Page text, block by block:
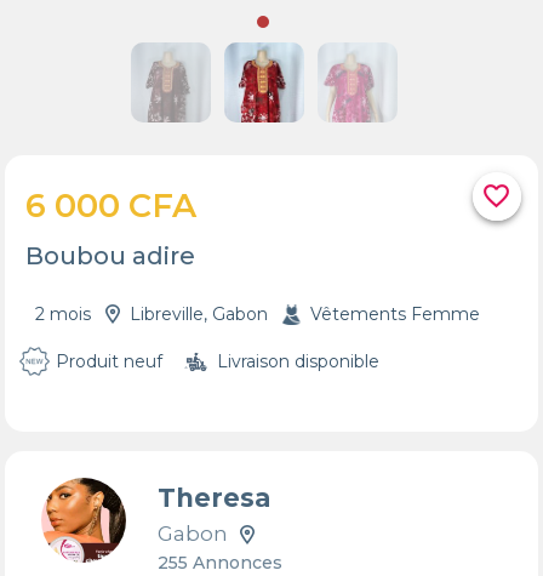
favorite_border
6 000 CFA
Boubou adire
2 mois Libreville, Gabon Vêtements Femme
Produit neuf Livraison disponible
Theresa
Gabon
255 Annonces